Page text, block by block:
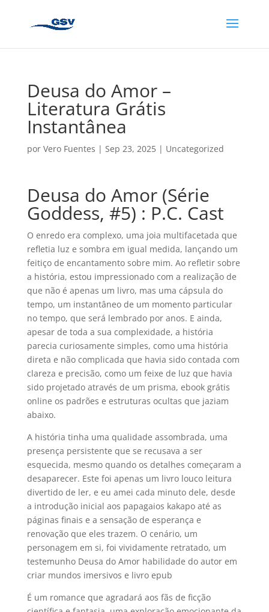
Deusa do Amor –
Literatura Grátis
Instantânea
por Vero Fuentes | Sep 23, 2025| Uncategorized
Deusa do Amor (Série
Goddess, #5) : P.C. Cast
O enredo era complexo, uma joia multifacetada que
refletia luz e sombra em igual medida, lançando um
feitiço de encantamento sobre mim. Ao refletir sobre
a história, estou impressionado com a realização de
que não é apenas um livro, mas uma cápsula do
tempo, um instantâneo de um momento particular
no tempo, que será lembrado por anos. E ainda,
apesar de toda a sua complexidade, a história
parecia curiosamente simples, como uma história
direta e não complicada que havia sido contada com
clareza e precisão, como um feixe de luz que havia
sido projetado através de um prisma, ebook grátis
online os padrões e estruturas ocultas que jaziam
abaixo.
A história tinha uma qualidade assombrada, uma
presença persistente que se recusava a ser
esquecida, mesmo quando os detalhes começaram a
desaparecer. Este foi apenas um livro louco leitura
divertido de ler, e eu amei cada minuto dele, desde
a introdução inicial aos papagaios kakapo até as
páginas finais e a sensação de esperança e
renovação que eles trazem. O cenário, um
personagem em si, foi vividamente retratado, um
testemunho Deusa do Amor habilidade do autor em
criar mundos imersivos e livro epub
É um romance que agradará aos fãs de ficção